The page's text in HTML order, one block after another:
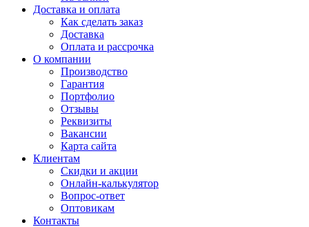
Доставка и оплата
Как сделать заказ
Доставка
Оплата и рассрочка
О компании
Производство
Гарантия
Портфолио
Отзывы
Реквизиты
Вакансии
Карта сайта
Клиентам
Скидки и акции
Онлайн-калькулятор
Вопрос-ответ
Оптовикам
Контакты